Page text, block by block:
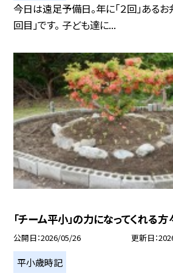
今日は遠足予備日。年に「２回」あるお
回目」です。 子ども達に...
「チーム平小」の力になってくれる方
公開日 2026/05/26 更新日
平小歳時記